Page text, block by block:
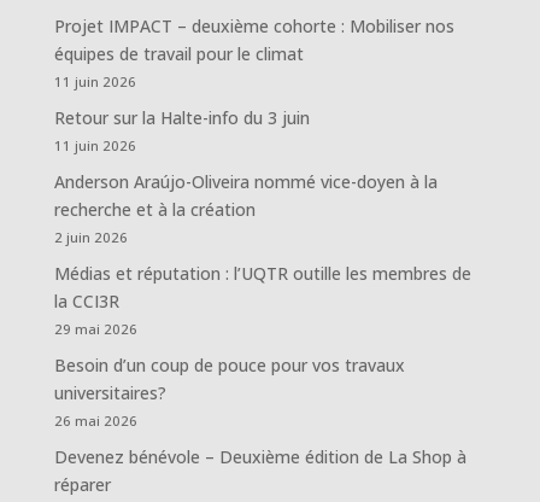
Projet IMPACT – deuxième cohorte : Mobiliser nos
équipes de travail pour le climat
11 juin 2026
Retour sur la Halte-info du 3 juin
11 juin 2026
Anderson Araújo-Oliveira nommé vice-doyen à la
recherche et à la création
2 juin 2026
Médias et réputation : l’UQTR outille les membres de
la CCI3R
29 mai 2026
Besoin d’un coup de pouce pour vos travaux
universitaires?
26 mai 2026
Devenez bénévole – Deuxième édition de La Shop à
réparer